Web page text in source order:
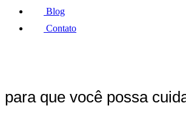
Blog
Contato
para que você possa